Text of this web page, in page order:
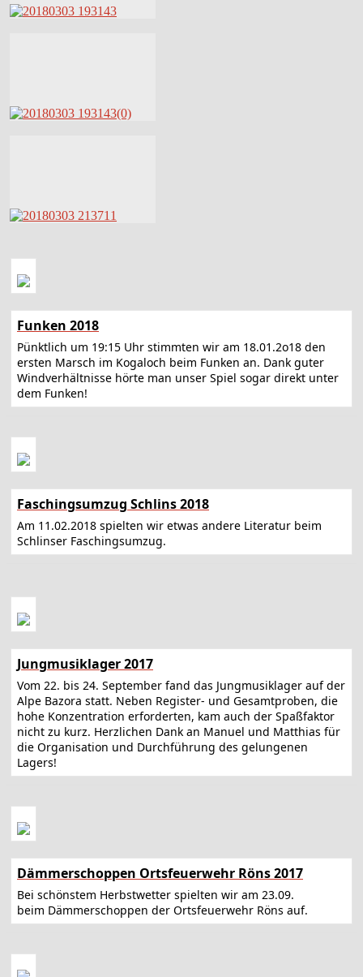
Funken 2018
Pünktlich um 19:15 Uhr stimmten wir am 18.01.2o18 den
ersten Marsch im Kogaloch beim Funken an. Dank guter
Windverhältnisse hörte man unser Spiel sogar direkt unter
dem Funken!
Faschingsumzug Schlins 2018
Am 11.02.2018 spielten wir etwas andere Literatur beim
Schlinser Faschingsumzug.
Jungmusiklager 2017
Vom 22. bis 24. September fand das Jungmusiklager auf der
Alpe Bazora statt. Neben Register- und Gesamtproben, die
hohe Konzentration erforderten, kam auch der Spaßfaktor
nicht zu kurz. Herzlichen Dank an Manuel und Matthias für
die Organisation und Durchführung des gelungenen
Lagers!
Dämmerschoppen Ortsfeuerwehr Röns 2017
Bei schönstem Herbstwetter spielten wir am 23.09.
beim Dämmerschoppen der Ortsfeuerwehr Röns auf.